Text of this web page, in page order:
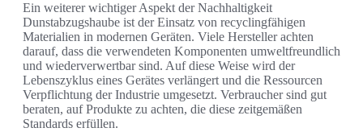
Ein weiterer wichtiger Aspekt der Nachhaltigkeit
Dunstabzugshaube ist der Einsatz von recyclingfähigen
Materialien in modernen Geräten. Viele Hersteller achten
darauf, dass die verwendeten Komponenten umweltfreundlich
und wiederverwertbar sind. Auf diese Weise wird der
Lebenszyklus eines Gerätes verlängert und die Ressourcen
Verpflichtung der Industrie umgesetzt. Verbraucher sind gut
beraten, auf Produkte zu achten, die diese zeitgemäßen
Standards erfüllen.